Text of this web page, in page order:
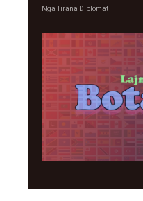
Nga Tirana Diplomat